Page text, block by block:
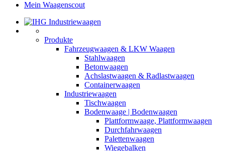
Mein Waagenscout
Produkte
Fahrzeugwaagen & LKW Waagen
Stahlwaagen
Betonwaagen
Achslastwaagen & Radlastwaagen
Containerwaagen
Industriewaagen
Tischwaagen
Bodenwaage | Bodenwaagen
Plattformwaage, Plattformwaagen
Durchfahrwaagen
Palettenwaagen
Wiegebalken